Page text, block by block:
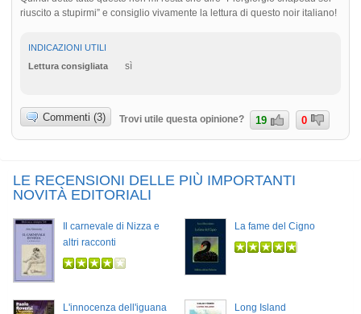
riuscito a stupirmi” e consiglio vivamente la lettura di questo noir italiano!
INDICAZIONI UTILI
Lettura consigliata
sì
Commenti (3) Trovi utile questa opinione? 19 0
LE RECENSIONI DELLE PIÙ IMPORTANTI
NOVITÀ EDITORIALI
Il carnevale di Nizza e
altri racconti
La fame del Cigno
L'innocenza dell'iguana Long Island